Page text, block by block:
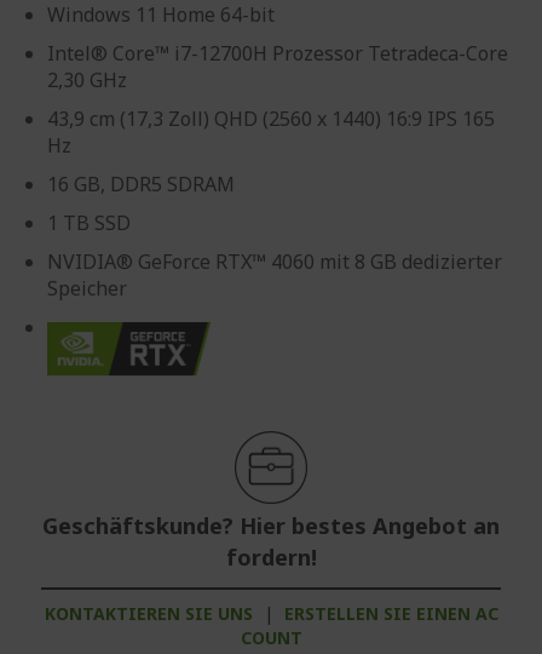
Windows 11 Home 64-bit
Intel® Core™ i7-12700H Prozessor Tetradeca-Core
2,30 GHz
43,9 cm (17,3 Zoll) QHD (2560 x 1440) 16:9 IPS 165
Hz
16 GB, DDR5 SDRAM
1 TB SSD
NVIDIA® GeForce RTX™ 4060 mit 8 GB dedizierter
Speicher
Geschäftskunde? Hier bestes Angebot an
fordern!
KONTAKTIEREN SIE UNS |
ERSTELLEN SIE EINEN AC
COUNT